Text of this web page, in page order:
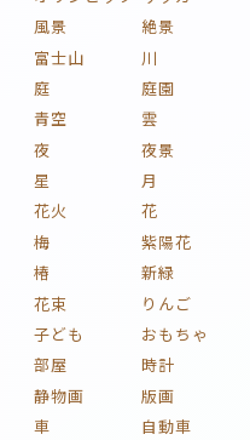
風景
絶景
富士山
川
庭
庭園
青空
雲
夜
夜景
星
月
花火
花
梅
紫陽花
椿
新緑
花束
りんご
子ども
おもちゃ
部屋
時計
静物画
版画
車
自動車